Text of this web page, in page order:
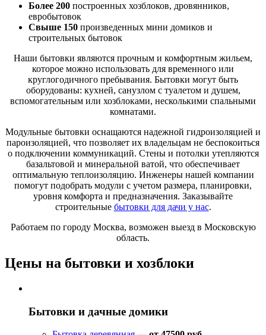
Более 200 построенных хозблоков, дровянников,
евробытовок
Свыше 150 произведенных мини домиков и
строительных бытовок
Наши бытовки являются прочным и комфортным жильем,
которое можно использовать для временного или
круглогодичного пребывания. Бытовки могут быть
оборудованы: кухней, санузлом с туалетом и душем,
вспомогательным или хозблоками, несколькими спальными
комнатами.
Модульные бытовки оснащаются надежной гидроизоляцией и
пароизоляцией, что позволяет их владельцам не беспокоиться
о подключении коммуникаций. Стены и потолки утепляются
базальтовой и минеральной ватой, что обеспечивает
оптимальную теплоизоляцию. Инженеры нашей компании
помогут подобрать модули с учетом размера, планировки,
уровня комфорта и предназначения. Заказывайте
строительные бытовки для дачи у нас.
Работаем по городу Москва, возможен выезд в Московскую
область.
Цены на бытовки и хозблоки
Бытовки и дачные домики